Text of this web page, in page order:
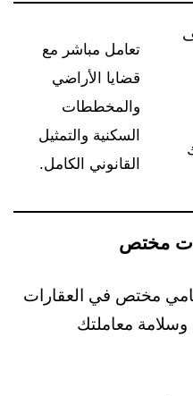
تعامل مباشر مع
قضايا الأراضي
والمخططات
السكنية والتمثيل
القانوني الكامل.
مختص
مختص في العقارات
معاملتك